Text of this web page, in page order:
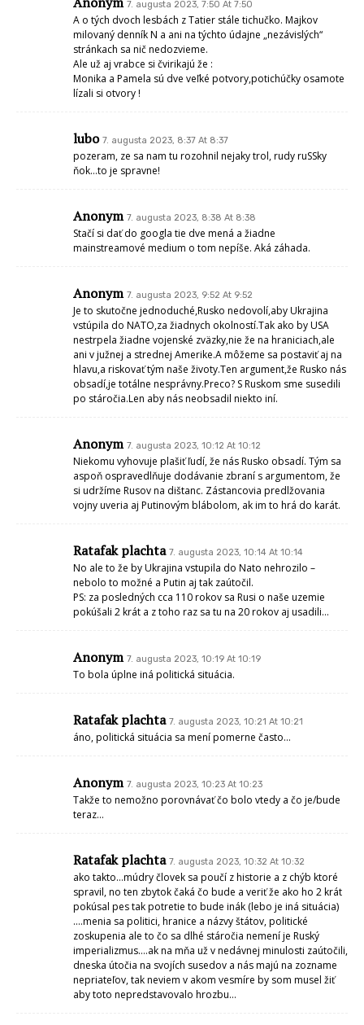
7. augusta 2023, 7:50 At 7:50
A o tých dvoch lesbách z Tatier stále tichučko. Majkov
milovaný denník N a ani na týchto údajne „nezávislých“
stránkach sa nič nedozvieme.
Ale už aj vrabce si čvirikajú že :
Monika a Pamela sú dve veľké potvory,potichúčky osamote
lízali si otvory !
lubo 7. augusta 2023, 8:37 At 8:37
pozeram, ze sa nam tu rozohnil nejaky trol, rudy ruSSky
ňok…to je spravne!
Anonym 7. augusta 2023, 8:38 At 8:38
Stačí si dať do googla tie dve mená a žiadne
mainstreamové medium o tom nepíše. Aká záhada.
Anonym 7. augusta 2023, 9:52 At 9:52
Je to skutočne jednoduché,Rusko nedovolí,aby Ukrajina
vstúpila do NATO,za žiadnych okolností.Tak ako by USA
nestrpela žiadne vojenské zväzky,nie že na hraniciach,ale
ani v južnej a strednej Amerike.A môžeme sa postaviť aj na
hlavu,a riskovať tým naše životy.Ten argument,že Rusko nás
obsadí,je totálne nesprávny.Preco? S Ruskom sme susedili
po stáročia.Len aby nás neobsadil niekto iní.
Anonym 7. augusta 2023, 10:12 At 10:12
Niekomu vyhovuje plašiť ľudí, že nás Rusko obsadí. Tým sa
aspoň ospravedlňuje dodávanie zbraní s argumentom, že
si udržíme Rusov na dištanc. Zástancovia predlžovania
vojny uveria aj Putinovým blábolom, ak im to hrá do karát.
Ratafak plachta 7. augusta 2023, 10:14 At 10:14
No ale to že by Ukrajina vstupila do Nato nehrozilo –
nebolo to možné a Putin aj tak zaútočil.
PS: za posledných cca 110 rokov sa Rusi o naše uzemie
pokúšali 2 krát a z toho raz sa tu na 20 rokov aj usadili…
Anonym 7. augusta 2023, 10:19 At 10:19
To bola úplne iná politická situácia.
Ratafak plachta 7. augusta 2023, 10:21 At 10:21
áno, politická situácia sa mení pomerne často…
Anonym 7. augusta 2023, 10:23 At 10:23
Takže to nemožno porovnávať čo bolo vtedy a čo je/bude
teraz…
Ratafak plachta 7. augusta 2023, 10:32 At 10:32
ako takto…múdry človek sa poučí z historie a z chýb ktoré
spravil, no ten zbytok čaká čo bude a veriť že ako ho 2 krát
pokúsal pes tak potretie to bude inák (lebo je iná situácia)
….menia sa politici, hranice a názvy štátov, politické
zoskupenia ale to čo sa dlhé stáročia nemení je Ruský
imperializmus….ak na mňa už v nedávnej minulosti zaútočili,
dneska útočia na svojích susedov a nás majú na zozname
nepriateľov, tak neviem v akom vesmíre by som musel žiť
aby toto nepredstavovalo hrozbu…